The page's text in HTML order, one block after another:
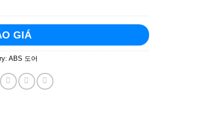
GIÁ
ABS 도어